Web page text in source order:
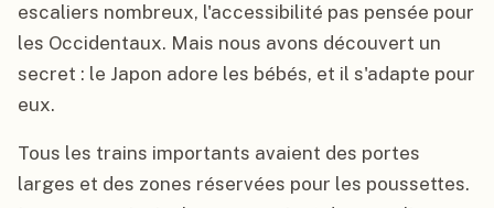
escaliers nombreux, l'accessibilité pas pensée pour
les Occidentaux. Mais nous avons découvert un
secret : le Japon adore les bébés, et il s'adapte pour
eux.
Tous les trains importants avaient des portes
larges et des zones réservées pour les poussettes.